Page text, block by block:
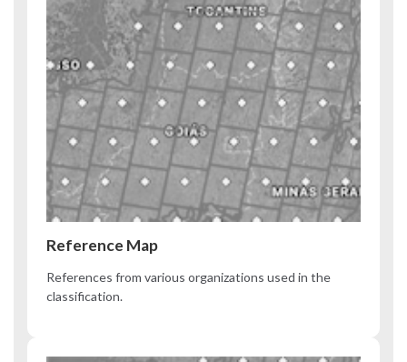
Reference Map
References from various organizations used in the
classification.